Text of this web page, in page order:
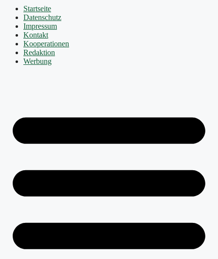
Startseite
Datenschutz
Impressum
Kontakt
Kooperationen
Redaktion
Werbung